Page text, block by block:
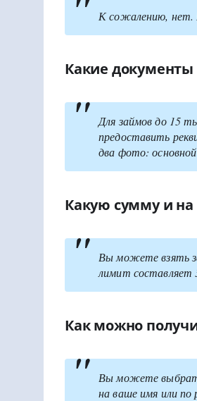
К сожалению, нет.
Какие
Для займов до 15
предоставить
два фото:
Какую сумму и
Вы можете взять
лимит составляет
Как можно
Вы можете
на ваше имя или по